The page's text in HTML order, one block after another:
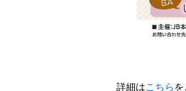
詳細はこちらを